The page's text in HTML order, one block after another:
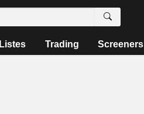
Listes Trading Screeners